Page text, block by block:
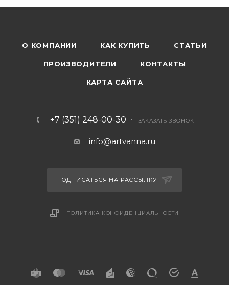
О КОМПАНИИ КАК КУПИТЬ СТАТЬИ
ПРОИЗВОДИТЕЛИ КОНТАКТЫ
КАРТА САЙТА
+7 (351) 248-00-30 ЗАКАЗАТЬ ЗВОНОК
info@artvanna.ru
ПОДПИСАТЬСЯ НА РАССЫЛКУ
ПОЛИТИКА КОНФИДЕНЦИАЛЬНОСТИ